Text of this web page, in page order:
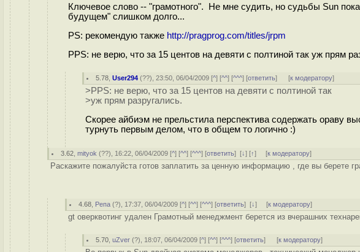
Ключевое слово -- "грамотного". Не мне судить, но судьбы Sun
будущем" слишком долго...
PS: рекомендую также http://pragprog.com/titles/jrpm
PPS: не верю, что за 15 центов на девяти с полтиной так уж прям
5.78 ,User294 (??), 23:50, 06/04/2009 [^] [^^] [^^^] [ответить] [к модератору]
>PPS: не верю, что за 15 центов на девяти с полтиной так
>уж прям разругались.
Скорее айбиэм не прельстила перспектива содержать ораву
турнуть первым делом, что в общем то логично :)
3.62 ,mityok (??), 16:22, 06/04/2009 [^] [^^] [^^^] [ответить][↓] [↑] [к модератору]
Раскажите пожалуйста готов заплатить за ценную информацию , где вы берете
4.68 Репа (?), 17:37, 06/04/2009 [^] [^^] [^^^] [ответить][↓] [к модератору]
gt оверквотинг удален Грамотный менеджмент берется из вчерашних
5.70 ,uZver (?), 18:07, 06/04/2009 [^] [^^] [^^^] [ответить] [к модератору]